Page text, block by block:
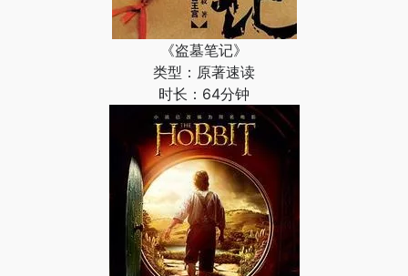
《盗墓笔记》
类型：原著速读
时长：64分钟